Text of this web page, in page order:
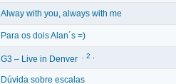
Alway with you, always with me
Para os dois Alan´s =)
G3 – Live in Denver 2
Dúvida sobre escalas